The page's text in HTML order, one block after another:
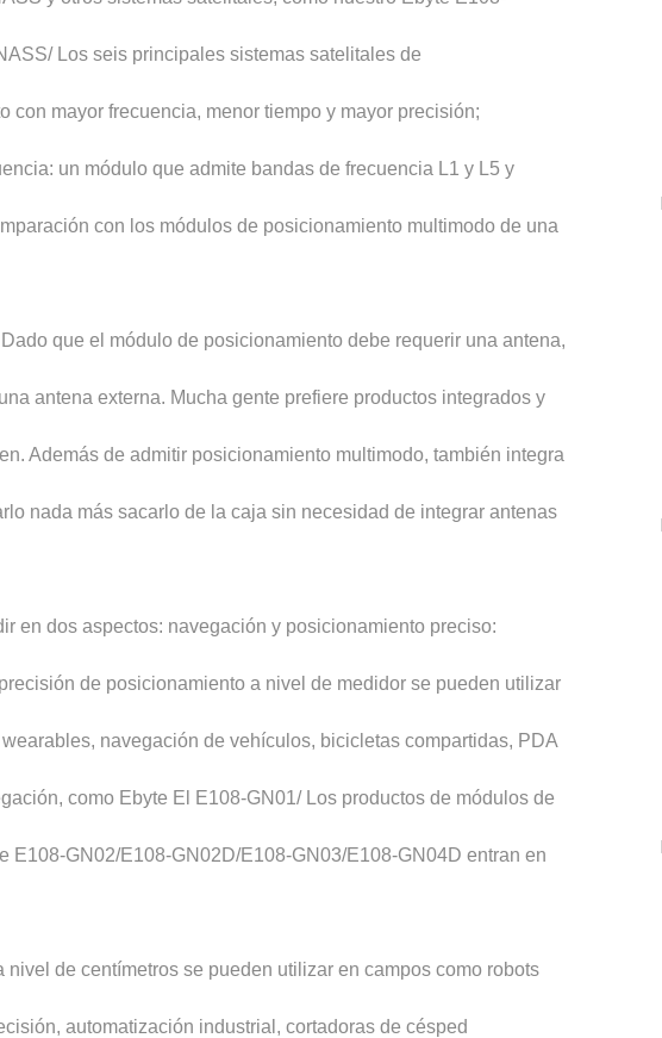
Los seis principales sistemas satelitales de
mayor frecuencia, menor tiempo y mayor precisión;
un módulo que admite bandas de frecuencia L1 y L5 y
con los módulos de posicionamiento multimodo de una
que el módulo de posicionamiento debe requerir una antena,
antena externa. Mucha gente prefiere productos integrados y
Además de admitir posicionamiento multimodo, también integra
nada más sacarlo de la caja sin necesidad de integrar antenas
en dos aspectos: navegación y posicionamiento preciso:
de posicionamiento a nivel de medidor se pueden utilizar
navegación de vehículos, bicicletas compartidas, PDA
como Ebyte El E108-GN01/ Los productos de módulos de
E108-GN02/E108-GN02D/E108-GN03/E108-GN04D entran en
de centímetros se pueden utilizar en campos como robots
automatización industrial, cortadoras de césped